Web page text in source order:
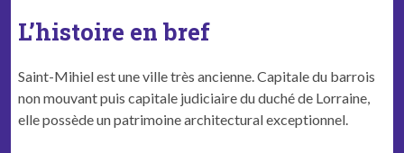
L’histoire en bref
Saint-Mihiel est une ville très ancienne. Capitale du barrois
non mouvant puis capitale judiciaire du duché de Lorraine,
elle possède un patrimoine architectural exceptionnel.